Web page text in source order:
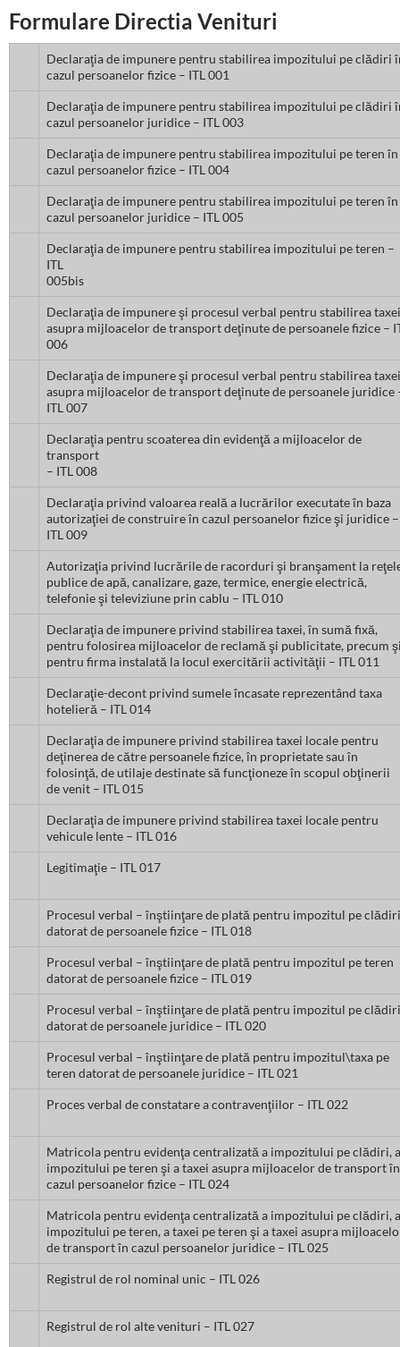
Formulare Directia Venituri
Declaraţia de impunere pentru stabilirea impozitului pe clădiri
cazul persoanelor fizice – ITL 001
Declaraţia de impunere pentru stabilirea impozitului pe clădiri
cazul persoanelor juridice – ITL 003
Declaraţia de impunere pentru stabilirea impozitului pe teren în
cazul persoanelor fizice – ITL 004
Declaraţia de impunere pentru stabilirea impozitului pe teren în
cazul persoanelor juridice – ITL 005
Declaraţia de impunere pentru stabilirea impozitului pe teren –
ITL
005bis
Declaraţia de impunere şi procesul verbal pentru stabilirea taxei
asupra mijloacelor de transport deţinute de persoanele fizice –
006
Declaraţia de impunere şi procesul verbal pentru stabilirea taxei
asupra mijloacelor de transport deţinute de persoanele juridice
ITL 007
Declaraţia pentru scoaterea din evidenţă a mijloacelor de
transport
– ITL 008
Declaraţia privind valoarea reală a lucrărilor executate în baza
autorizaţiei de construire în cazul persoanelor fizice şi juridice –
ITL 009
Autorizaţia privind lucrările de racorduri şi branşament la
publice de apă, canalizare, gaze, termice, energie electrică,
telefonie şi televiziune prin cablu – ITL 010
Declaraţia de impunere privind stabilirea taxei, în sumă fixă,
pentru folosirea mijloacelor de reclamă şi publicitate, precum
pentru firma instalată la locul exercitării activităţii – ITL 011
Declaraţie-decont privind sumele încasate reprezentând taxa
hotelieră – ITL 014
Declaraţia de impunere privind stabilirea taxei locale pentru
deţinerea de către persoanele fizice, în proprietate sau în
folosinţă, de utilaje destinate să funcţioneze în scopul obţinerii
de venit – ITL 015
Declaraţia de impunere privind stabilirea taxei locale pentru
vehicule lente – ITL 016
Legitimaţie – ITL 017
Procesul verbal – înştiinţare de plată pentru impozitul pe clădiri
datorat de persoanele fizice – ITL 018
Procesul verbal – înştiinţare de plată pentru impozitul pe teren
datorat de persoanele fizice – ITL 019
Procesul verbal – înştiinţare de plată pentru impozitul pe clădiri
datorat de persoanele juridice – ITL 020
Procesul verbal – înştiinţare de plată pentru impozitul\taxa pe
teren datorat de persoanele juridice – ITL 021
Proces verbal de constatare a contravenţiilor – ITL 022
Matricola pentru evidenţa centralizată a impozitului pe clădiri, a
impozitului pe teren şi a taxei asupra mijloacelor de transport în
cazul persoanelor fizice – ITL 024
Matricola pentru evidenţa centralizată a impozitului pe clădiri, a
impozitului pe teren, a taxei pe teren şi a taxei asupra
de transport în cazul persoanelor juridice – ITL 025
Registrul de rol nominal unic – ITL 026
Registrul de rol alte venituri – ITL 027